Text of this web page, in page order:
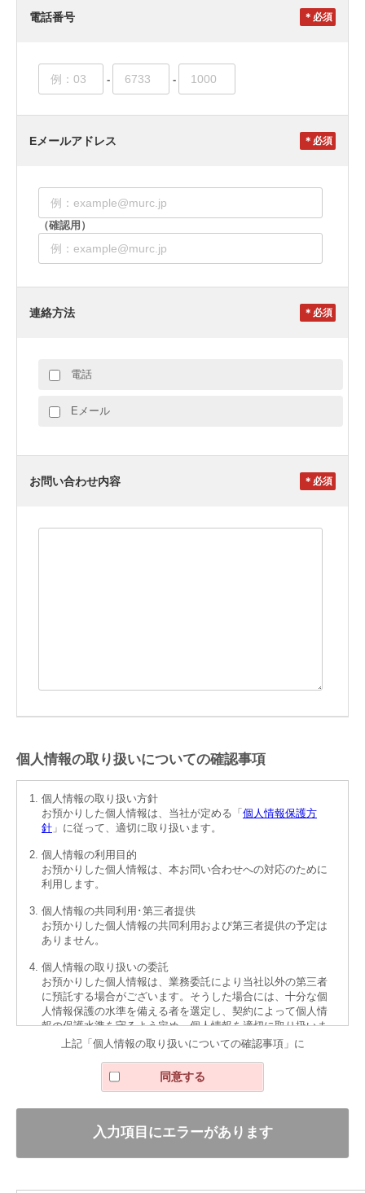
電話番号 ＊
- -
Eメールアドレス ＊
（確認用）
連絡方法 ＊
電話
Eメール
お問い合わせ内容 ＊
個人情報の取り扱いについての確認事項
個人情報の取り扱い方針
お預かりした個人情報は、当社が定める「 個人情報保護方
針 」に従って、適切に取り扱います。
個人情報の利用目的
お預かりした個人情報は、本お問い合わせへの対応のために
利用します。
個人情報の共同利用･第三者提供
お預かりした個人情報の共同利用および第三者提供の予定は
ありません。
個人情報の取り扱いの委託
お預かりした個人情報は、業務委託により当社以外の第三者
に預託する場合がございます。そうした場合には、十分な個
人情報保護の水準を備える者を選定し、契約によって個人情
報の保護水準を守るよう定め、個人情報を適切に取り扱いま
個人情報の提供の任意性とそれに対する影響
ご記入項目のうち、お名前、ご連絡先（電子メールアドレス
い。ご記入漏れがあると、回答をお送りできないことがあり
ます。その他の項目のご記入は任意ですが、差し支えなけれ
ばご記入ください。
上記「個人情報の取り扱いについての確認事項」に
同意する